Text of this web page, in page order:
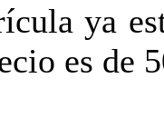
ya
es de